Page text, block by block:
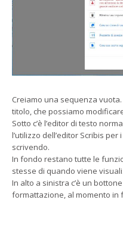
Creiamo una sequenza
titolo, che possiamo
Sotto c’è l’editor di testo
l’utilizzo dell’editor Scribis
scrivendo.
In fondo restano tutte le
stesse di quando viene
In alto a sinistra c’è un
formattazione, al momento in